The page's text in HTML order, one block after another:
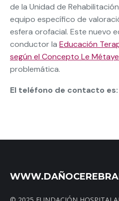
de la Unidad de
equipo específico de
esfera orofacial. Este nuevo
conductor la Educación
según el Concepto Le
problemática.
El teléfono de contacto es: